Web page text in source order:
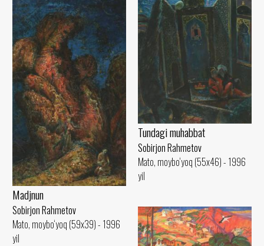
Tundagi muhabbat
Sobirjon Rahmetov
Mato, moybo‘yoq (55x46) - 1996
yil
Madjnun
Sobirjon Rahmetov
Mato, moybo‘yoq (59x39) - 1996
yil